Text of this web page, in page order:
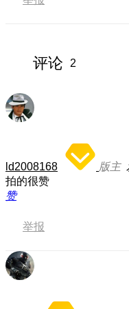
评论 2
ld2008168 版主
拍的很赞
赞
举报